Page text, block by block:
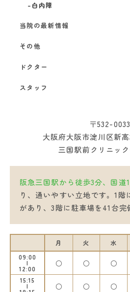
白内障
当院の最新情報
その他
ドクター
スタッフ
〒532-0033
大阪府大阪市淀川区新
三国駅前クリニッ
阪急三国駅から徒歩3分、国道
り、通いやすい立地です。1階
があり、3階に駐車場を41台完
月 火 水
09:00
12:00
○ ○ ○
15:15
○ ○ ○